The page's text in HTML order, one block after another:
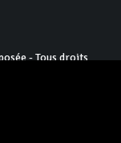
- Tous droits